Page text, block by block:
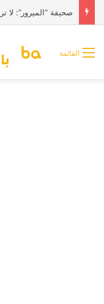
القائمة